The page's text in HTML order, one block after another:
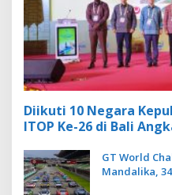
Diikuti 10 Negara
ITOP Ke-26 di Bali
GT World
Mandalika,